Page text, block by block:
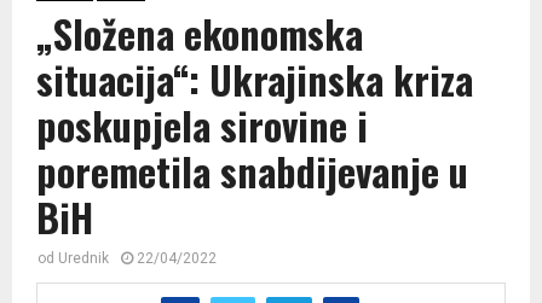
„Složena ekonomska
situacija“: Ukrajinska kriza
poskupjela sirovine i
poremetila snabdijevanje u
BiH
od Urednik 22/04/2022